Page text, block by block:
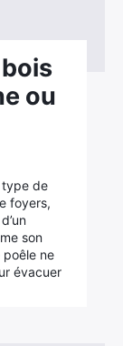
ou
type de
foyers,
son
poêle ne
évacuer